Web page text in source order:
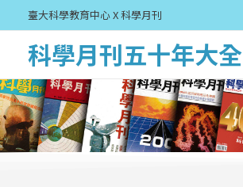
臺大科學教育中心 X 科學月刊
科學月刊五十年大全